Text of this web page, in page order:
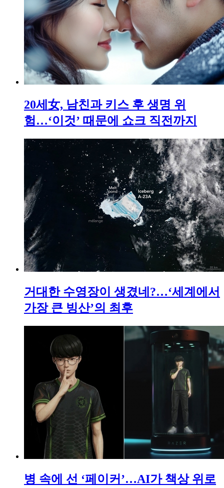
20세女, 남친과 키스 후 생명 위
험…‘이것’ 때문에 쇼크 직전까지
거대한 수영장이 생겼네?…‘세계에서
가장 큰 빙산’의 최후
병 속에 선 ‘페이커’…AI가 책상 위로